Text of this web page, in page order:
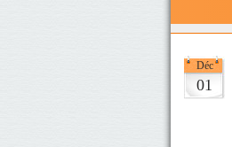
Déc
01